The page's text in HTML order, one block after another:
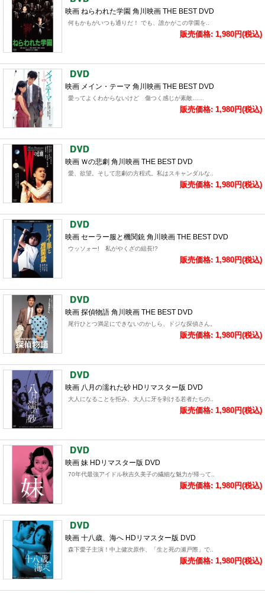
映画 ねらわれた学園 角川映画 THE BEST DVD
何もかもがいつも通りだ！ でも、誰かがこの学園を..
販売価格: 1,980円(税込)
映画 メイン・テーマ 角川映画 THE BEST DVD
愛ってよくわからないけど 傷つく感じが素敵……
販売価格: 1,980円(税込)
映画 Ｗの悲劇 角川映画 THE BEST DVD
愛、欲望。そして悲劇の方程式。私はスキャンダルな..
販売価格: 1,980円(税込)
映画 セーラー服と機関銃 角川映画 THE BEST DVD
ウッソォー! 私がやくざの組長!?
販売価格: 1,980円(税込)
映画 探偵物語 角川映画 THE BEST DVD
尾行ひとつ満足にできないのかしら、ドジな探偵さん。
販売価格: 1,980円(税込)
映画 八月の濡れた砂 HDリマスター版 DVD
大人になることを拒み、大人に牙を剥ける若者たちの..
販売価格: 1,980円(税込)
映画 妹 HDリマスター版 DVD
70年代最強アイドル秋吉久美子の繊細な魅力が帰って..
販売価格: 1,980円(税込)
映画 十八歳、海へ HDリマスター版 DVD
森下愛子主演！中上健次原作、「生と死の瀬戸際」で..
販売価格: 1,980円(税込)